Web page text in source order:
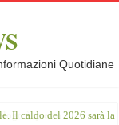
Quotidiane
Il caldo del 2026 sarà